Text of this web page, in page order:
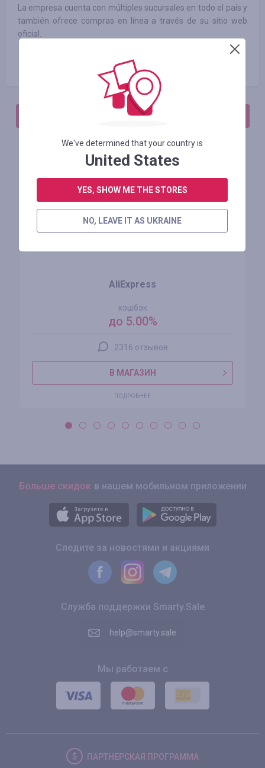
La empresa cuenta con múltiples sucursales en todo el país y
también ofrece compras en línea a través de su sitio web
oficial.
Orden de pago
АВТОРИЗИРУЙТЕСЬ, ЧТОБЫ ОСТАВИТЬ ОТЗЫВ
Похожие магазины
AliExpress
кэшбэк
до 5.00%
2316 отзывов
В МАГАЗИН
ПОДРОБНЕЕ
Больше скидок в нашем мобильном приложении
Следите за новостями и акциями
Служба поддержки Smarty.Sale
help@smarty.sale
Мы работаем с
ПАРТНЕРСКАЯ ПРОГРАММА
We've determined that your country is
United States
YES, SHOW ME THE STORES
NO, LEAVE IT AS UKRAINE